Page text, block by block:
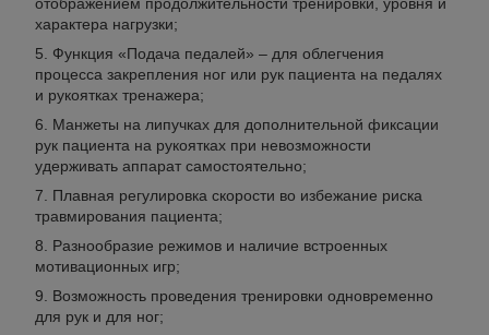
характера нагрузки;
Функция «Подача педалей» – для облегчения
процесса закрепления ног или рук пациента на педалях
и рукоятках тренажера;
Манжеты на липучках для дополнительной фиксации
рук пациента на рукоятках при невозможности
удерживать аппарат самостоятельно;
Плавная регулировка скорости во избежание риска
травмирования пациента;
Разнообразие режимов и наличие встроенных
мотивационных игр;
Возможность проведения тренировки одновременно
для рук и для ног;